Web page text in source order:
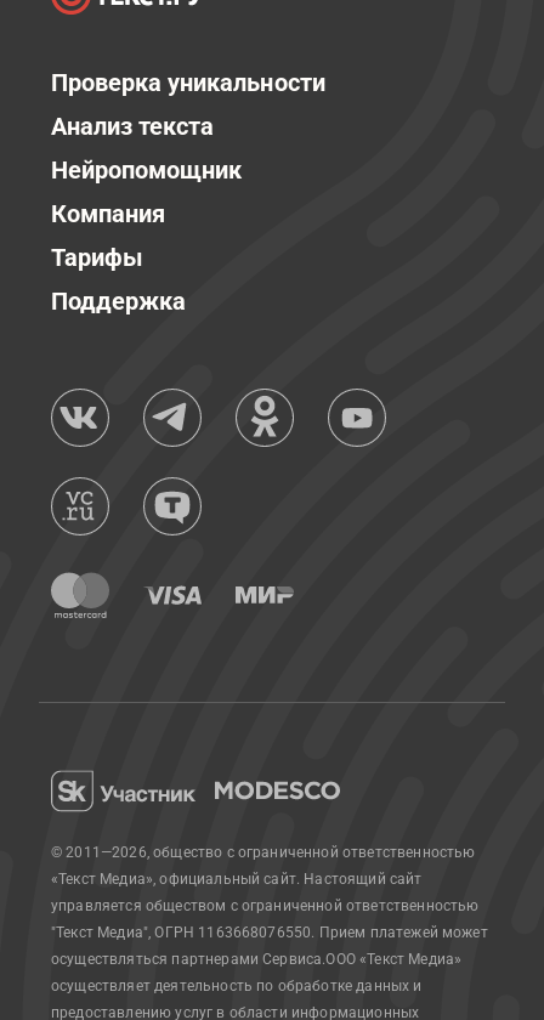
Проверка уникальности
Анализ текста
Нейропомощник
Компания
Тарифы
Поддержка
© 2011—2026, общество с ограниченной ответственностью
«Текст Медиа», официальный сайт. Настоящий сайт
управляется обществом с ограниченной ответственностью
"Текст Медиа", ОГРН 1163668076550. Прием платежей может
осуществляться партнерами Сервиса.ООО «Текст Медиа»
осуществляет деятельность по обработке данных и
предоставлению услуг в области информационных